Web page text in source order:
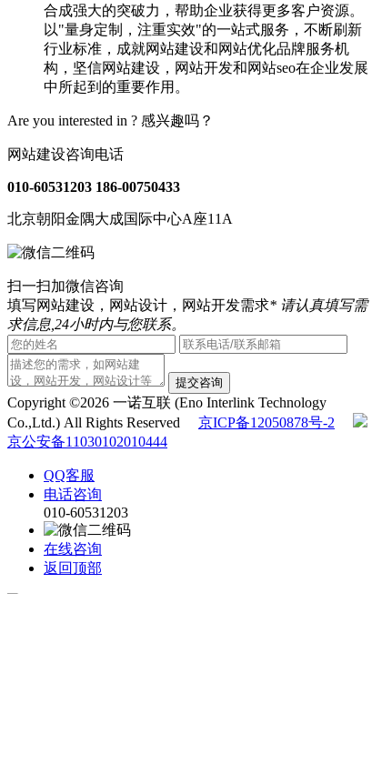
合成强大的突破力，帮助企业获得更多客户资源。
以"量身定制，注重实效"的一站式服务，不断刷新
行业标准，成就网站建设和网站优化品牌服务机
构，坚信网站建设，网站开发和网站seo在企业发展
中所起到的重要作用。
Are you interested in ? 感兴趣吗？
网站建设咨询电话
010-60531203 186-00750433
北京朝阳金隅大成国际中心A座11A
扫一扫加微信咨询
填写网站建设，网站设计，网站开发需求* 请认真填写需
求信息,24小时内与您联系。
提交咨询
Copyright ©2026 一诺互联 (Eno Interlink Technology
Co.,Ltd.) All Rights Reserved 京ICP备12050878号-2
京公安备11030102010444
QQ客服
电话咨询
010-60531203
在线咨询
返回顶部